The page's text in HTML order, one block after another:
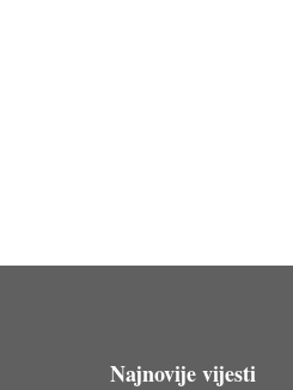
Najnovije vijesti